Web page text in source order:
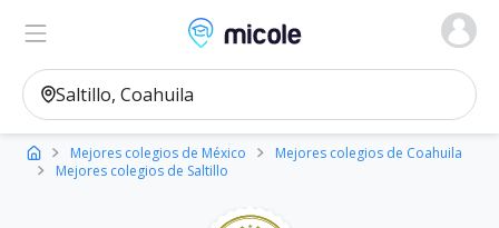
Micole, buscador de colegios
Ver en el mapa
Mejores colegios de México
Mejores colegios de Coahuila
Mejores colegios de Saltillo